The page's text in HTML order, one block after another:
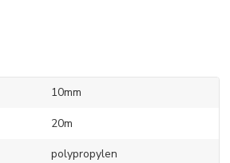
10mm
20m
polypropylen